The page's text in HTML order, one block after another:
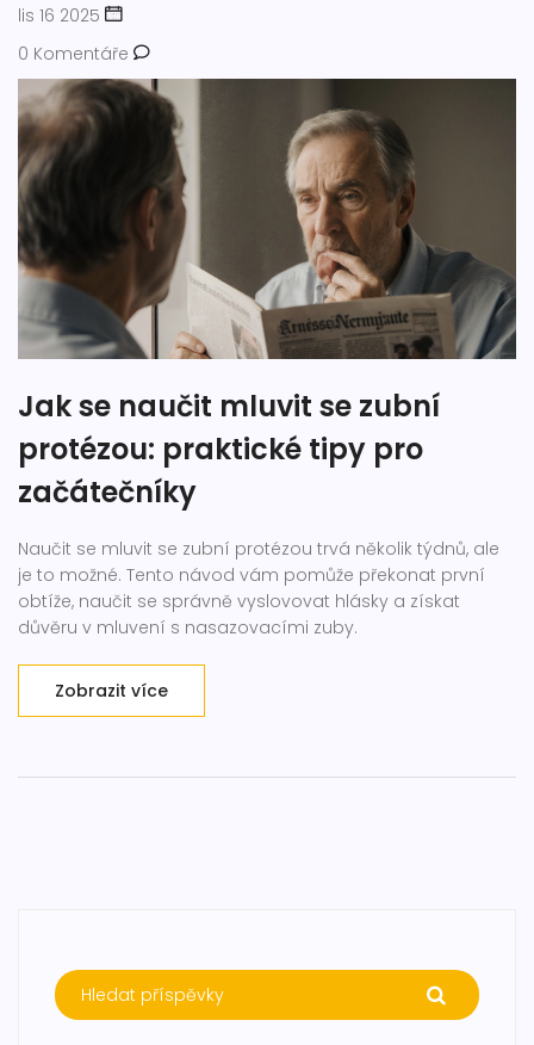
lis 16 2025
0 Komentáře
Jak se naučit mluvit se zubní
protézou: praktické tipy pro
začátečníky
Naučit se mluvit se zubní protézou trvá několik týdnů, ale
je to možné. Tento návod vám pomůže překonat první
obtíže, naučit se správně vyslovovat hlásky a získat
důvěru v mluvení s nasazovacími zuby.
Zobrazit více